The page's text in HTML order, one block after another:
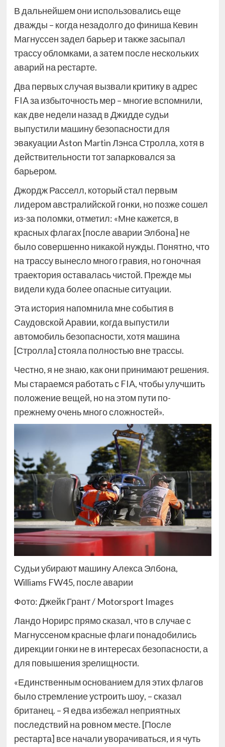
В дальнейшем они использовались еще
дважды – когда незадолго до финиша Кевин
Магнуссен задел барьер и также засыпал
трассу обломками, а затем после нескольких
аварий на рестарте.
Два первых случая вызвали критику в адрес
FIA за избыточность мер – многие вспомнили,
как две недели назад в Джидде судьи
выпустили машину безопасности для
эвакуации Aston Martin Лэнса Стролла, хотя в
действительности тот запарковался за
барьером.
Джордж Расселл, который стал первым
лидером австралийской гонки, но позже сошел
из-за поломки, отметил: «Мне кажется, в
красных флагах [после аварии Элбона] не
было совершенно никакой нужды. Понятно, что
на трассу вынесло много гравия, но гоночная
траектория оставалась чистой. Прежде мы
видели куда более опасные ситуации.
Эта история напомнила мне события в
Саудовской Аравии, когда выпустили
автомобиль безопасности, хотя машина
[Стролла] стояла полностью вне трассы.
Честно, я не знаю, как они принимают решения.
Мы стараемся работать с FIA, чтобы улучшить
положение вещей, но на этом пути по-
прежнему очень много сложностей».
Судьи убирают машину Алекса Элбона,
Williams FW45, после аварии
Фото: Джейк Грант / Motorsport Images
Ландо Норирс прямо сказал, что в случае с
Магнуссеном красные флаги понадобились
дирекции гонки не в интересах безопасности, а
для повышения зрелищности.
«Единственным основанием для этих флагов
было стремление устроить шоу, – сказал
британец. – Я едва избежал неприятных
последствий на ровном месте. [После
рестарта] все начали уворачиваться, и я чуть